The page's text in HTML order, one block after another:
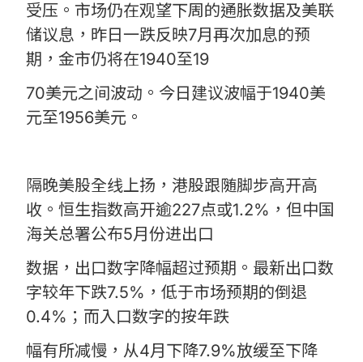
受压。市场仍在观望下周的通胀数据及美联
储议息，昨日一跌反映7月再次加息的预
期，金市仍将在1940至19
70美元之间波动。今日建议波幅于1940美
元至1956美元。
隔晚美股全线上扬，港股跟随脚步高开高
收。恒生指数高开逾227点或1.2%，但中国
海关总署公布5月份进出口
数据，出口数字降幅超过预期。最新出口数
字较年下跌7.5%，低于市场预期的倒退
0.4%；而入口数字的按年跌
幅有所减慢，从4月下降7.9%放缓至下降